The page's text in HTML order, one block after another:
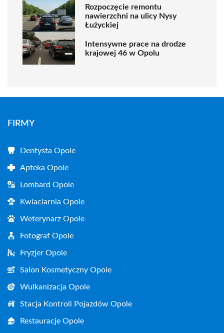
Rozpoczęcie remontu
nawierzchni na ulicy Nysy
Łużyckiej
Intensywne prace na drodze
krajowej 46 w Opolu
FIRMY
Dentysta Opole
Apteka Opole
Lombard Opole
Kwiaciarnia Opole
Weterynarz Opole
Fotograf Opole
Fryzjer Opole
Salon Kosmetyczny Opole
Wulkanizacja Opole
Stacja Kontroli Pojazdów Opole
Restauracje Opole